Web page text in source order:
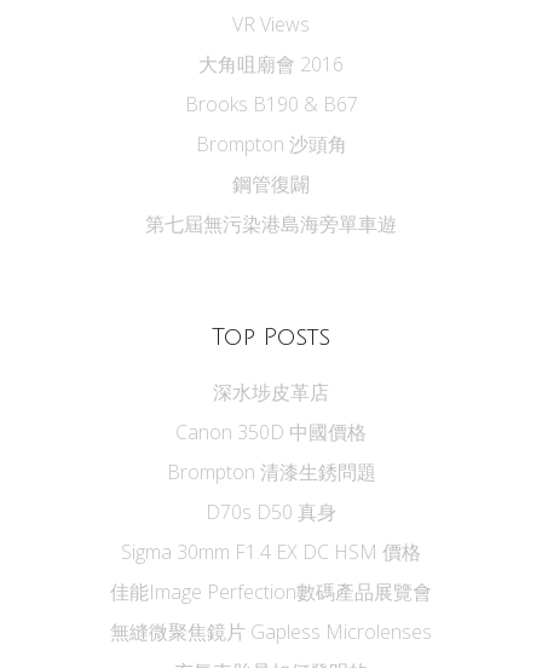
VR Views
大角咀廟會 2016
Brooks B190 & B67
Brompton 沙頭角
鋼管復闢
第七屆無污染港島海旁單車遊
Top Posts
深水埗皮革店
Canon 350D 中國價格
Brompton 清漆生銹問題
D70s D50 真身
Sigma 30mm F1.4 EX DC HSM 價格
佳能Image Perfection數碼產品展覽會
無縫微聚焦鏡片 Gapless Microlenses